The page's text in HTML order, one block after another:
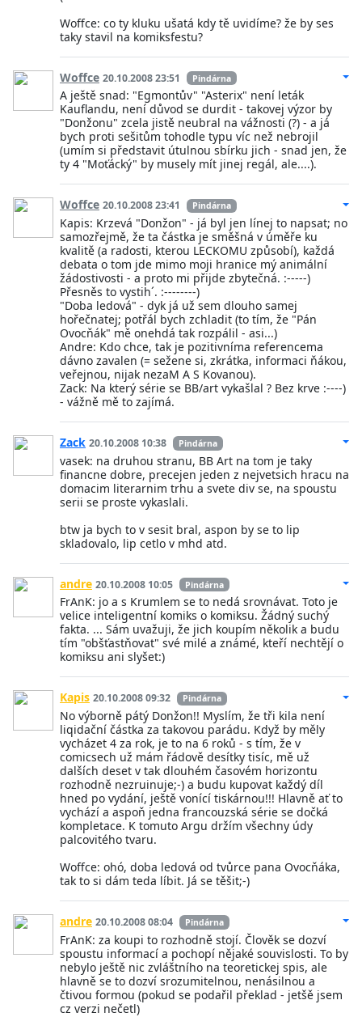
Woffce: co ty kluku ušatá kdy tě uvidíme? že by ses
taky stavil na komiksfestu?
Woffce 20.10.2008 23:51 Pindárna
A ještě snad: "Egmontův" "Asterix" není leták
Kauflandu, není důvod se durdit - takovej výzor by
"Donžonu" zcela jistě neubral na vážnosti (?) - a já
bych proti sešitům tohodle typu víc než nebrojil
(umím si představit útulnou sbírku jich - snad jen, že
ty 4 "Moťácký" by musely mít jinej regál, ale....).
Woffce 20.10.2008 23:41 Pindárna
Kapis: Krzevá "Donžon" - já byl jen línej to napsat; no
samozřejmě, že ta částka je směšná v úměře ku
kvalitě (a radosti, kterou LECKOMU způsobí), každá
debata o tom jde mimo moji hranice mý animální
žádostivosti - a proto mi přijde zbytečná. :-----)
Přesněs to vystih´. :--------)
"Doba ledová" - dyk já už sem dlouho samej
hořečnatej; potřál bych zchladit (to tím, že "Pán
Ovocňák" mě onehdá tak rozpálil - asi...)
Andre: Kdo chce, tak je pozitivníma referencema
dávno zavalen (= sežene si, zkrátka, informaci ňákou,
veřejnou, nijak nezaM A S Kovanou).
Zack: Na který série se BB/art vykašlal ? Bez krve :----)
- vážně mě to zajímá.
Zack 20.10.2008 10:38 Pindárna
vasek: na druhou stranu, BB Art na tom je taky
financne dobre, precejen jeden z nejvetsich hracu na
domacim literarnim trhu a svete div se, na spoustu
serii se proste vykaslali.
btw ja bych to v sesit bral, aspon by se to lip
skladovalo, lip cetlo v mhd atd.
andre 20.10.2008 10:05 Pindárna
FrAnK: jo a s Krumlem se to nedá srovnávat. Toto je
velice inteligentní komiks o komiksu. Žádný suchý
fakta. ... Sám uvažuji, že jich koupím několik a budu
tím "obšťastňovat" své milé a známé, kteří nechtějí o
komiksu ani slyšet:)
Kapis 20.10.2008 09:32 Pindárna
No výborně pátý Donžon!! Myslím, že tři kila není
liqidační částka za takovou parádu. Když by měly
vycházet 4 za rok, je to na 6 roků - s tím, že v
comicsech už mám řádově desítky tisíc, mě už
dalších deset v tak dlouhém časovém horizontu
rozhodně nezruinuje;-) a budu kupovat každý díl
hned po vydání, ještě vonící tiskárnou!!! Hlavně ať to
vychází a aspoň jedna francouzská série se dočká
kompletace. K tomuto Argu držím všechny údy
palcovitého tvaru.
Woffce: ohó, doba ledová od tvůrce pana Ovocňáka,
tak to si dám teda líbit. Já se těšit;-)
andre 20.10.2008 08:04 Pindárna
FrAnK: za koupi to rozhodně stojí. Člověk se dozví
spoustu informací a pochopí nějaké souvislosti. To by
nebylo ještě nic zvláštního na teoretickej spis, ale
hlavně se to dozví srozumitelnou, nenásilnou a
čtivou formou (pokud se podařil překlad - jetšě jsem
cz verzi nečetl)